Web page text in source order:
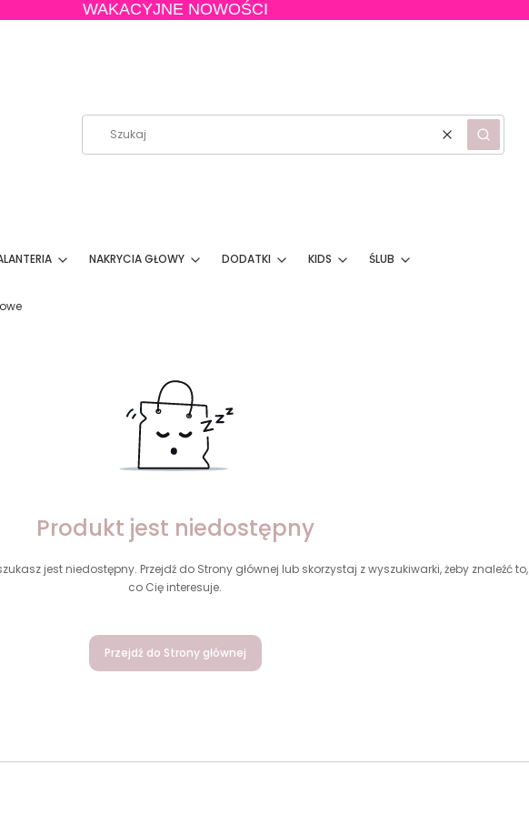
WAKACYJNE NOWOŚCI
WyczyśćSzukaj
NAKRYCIA GŁOWY DODATKI KIDS ŚLUB
Produkt jest niedostępny
jest niedostępny. Przejdź do Strony głównej lub skorzystaj z wyszukiwarki, żeby znaleźć to,
co Cię interesuje.
Przejdź do Strony głównej